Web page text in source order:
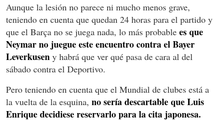
Aunque la lesión no parece ni mucho menos grave,
teniendo en cuenta que quedan 24 horas para el partido y
que el Barça no se juega nada, lo más probable es que
Neymar no juegue este encuentro contra el Bayer
Leverkusen y habrá que ver qué pasa de cara al del
sábado contra el Deportivo.
Pero teniendo en cuenta que el Mundial de clubes está a
la vuelta de la esquina, no sería descartable que Luis
Enrique decidiese reservarlo para la cita japonesa.